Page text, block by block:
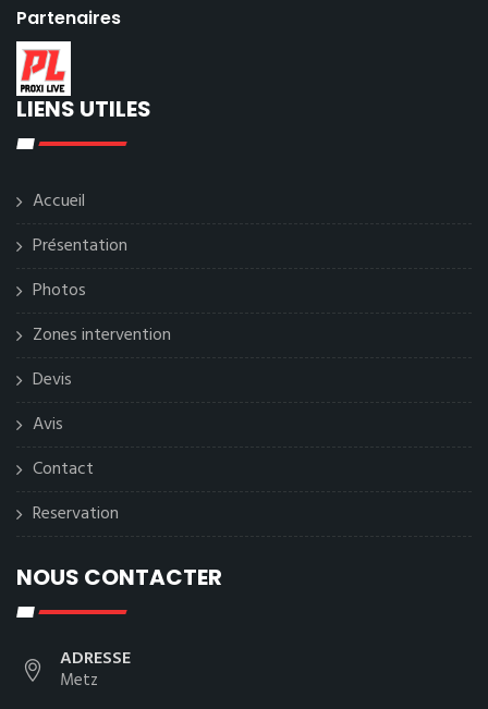
Partenaires
LIENS UTILES
Accueil
Présentation
Photos
Zones intervention
Devis
Avis
Contact
Reservation
NOUS CONTACTER
ADRESSE
Metz